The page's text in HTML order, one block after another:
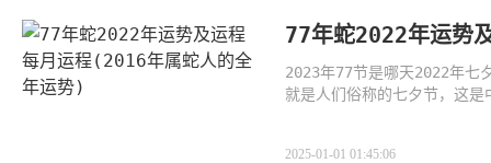
77年蛇2022年运势
2023年77节是哪天2022年七
就是人们俗称的七夕节，这
2025-01-01 01:45:06